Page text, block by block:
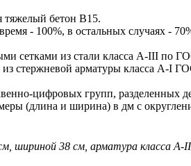
бетон B15.
- 100%, в остальных случаях -
сетками из стали класса А-III по
стержневой арматуры класса А-I
цифровых групп, разделенных
(длина и ширина) в дм с
шириной 38 см, арматура класса А-